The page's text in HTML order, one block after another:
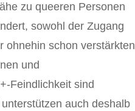
zu queeren Personen
sowohl der Zugang
ohnehin schon verstärkten
und
Feindlichkeit sind
auch deshalb